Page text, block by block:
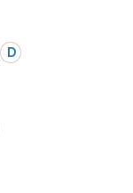
D